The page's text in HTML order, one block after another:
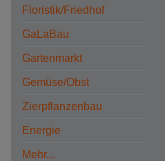
Floristik/Friedhof
GaLaBau
Gartenmarkt
Gemüse/Obst
Zierpflanzenbau
Energie
Mehr...